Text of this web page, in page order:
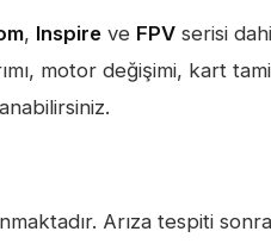
, Inspire ve FPV serisi
motor değişimi, kart
Arıza tespiti